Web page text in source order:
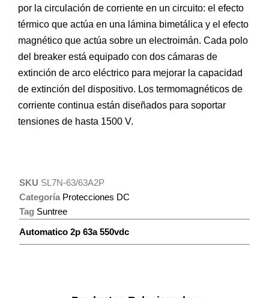
por la circulación de corriente en un circuito: el efecto
térmico que actúa en una lámina bimetálica y el efecto
magnético que actúa sobre un electroimán. Cada polo
del breaker está equipado con dos cámaras de
extinción de arco eléctrico para mejorar la capacidad
de extinción del dispositivo. Los termomagnéticos de
corriente continua están diseñados para soportar
tensiones de hasta 1500 V.
SKU SL7N-63/63A2P
Categoría Protecciones DC
Tag Suntree
Automatico 2p 63a 550vdc